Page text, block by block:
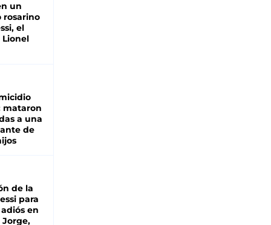
un
rosarino
el
Lionel
mataron
a una
de
de la
para
en
Jorge,